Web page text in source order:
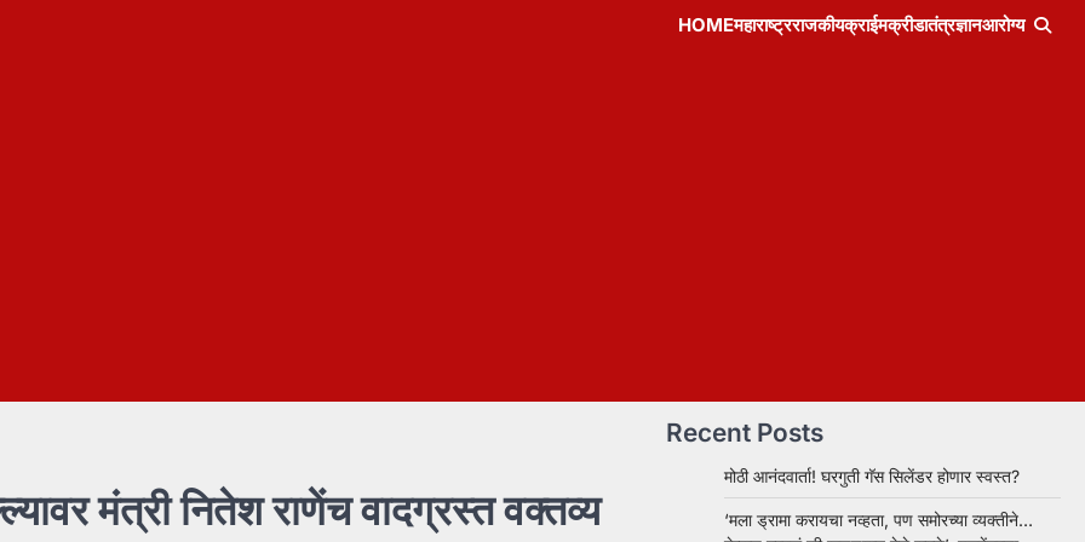
HOMEमहाराष्ट्रराजकीयक्राईमक्रीडातंत्रज्ञानआरोग्य
मंत्री नितेश राणेंच वादग्रस्त वक्तव्य
Recent Posts
मोठी आनंदवार्ता! घरगुती गॅस सिलेंडर होणार स्वस्त?
‘मला ड्रामा करायचा नव्हता, पण समोरच्या व्यक्तीने…